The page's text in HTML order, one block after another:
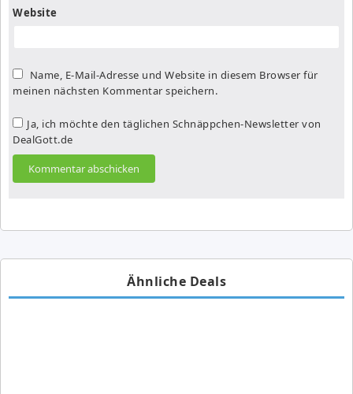
Website
Name, E-Mail-Adresse und Website in diesem Browser für
meinen nächsten Kommentar speichern.
Ja, ich möchte den täglichen Schnäppchen-Newsletter von
DealGott.de
Ähnliche Deals